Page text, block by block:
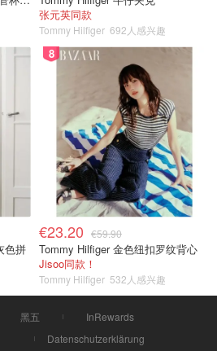
张元英同款
Tommy Hilfiger 692人感兴趣
色拼
8
€23.20 €59.90
Tommy Hilfiger 金色纽扣罗纹背心
Jisoo同款！
Tommy Hilfiger 532人感兴趣
黑五
InRewards
Datenschutzerklärung